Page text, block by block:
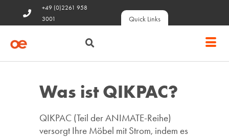
+49 (0)2261 958
3001
Quick Links
Was ist QIKPAC?
QIKPAC (Teil der ANIMATE-Reihe)
versorgt Ihre Möbel mit Strom, indem es